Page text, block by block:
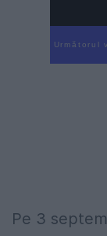
Următorul
Pe 3